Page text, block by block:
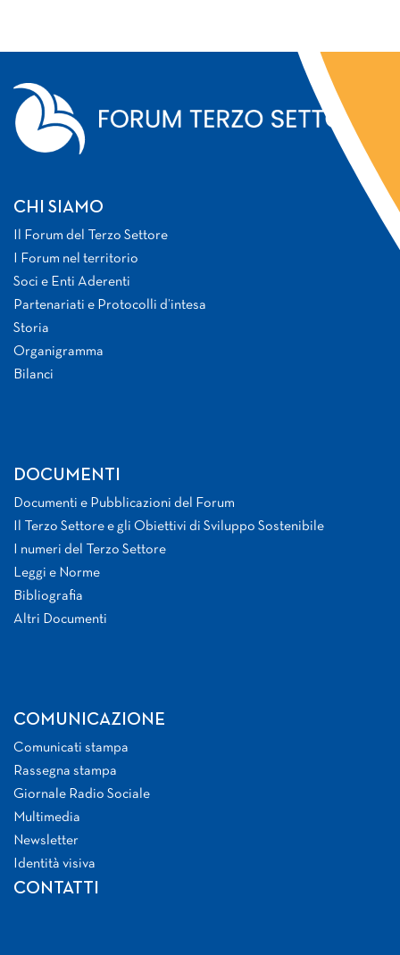
CHI SIAMO
Il Forum del Terzo Settore
I Forum nel territorio
Soci e Enti Aderenti
Partenariati e Protocolli d’intesa
Storia
Organigramma
Bilanci
DOCUMENTI
Documenti e Pubblicazioni del Forum
Il Terzo Settore e gli Obiettivi di Sviluppo Sostenibile
I numeri del Terzo Settore
Leggi e Norme
Bibliografia
Altri Documenti
COMUNICAZIONE
Comunicati stampa
Rassegna stampa
Giornale Radio Sociale
Multimedia
Newsletter
Identità visiva
CONTATTI